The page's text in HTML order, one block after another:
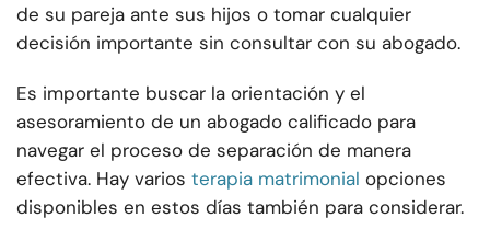
de su pareja ante sus hijos o tomar cualquier
decisión importante sin consultar con su abogado.
Es importante buscar la orientación y el
asesoramiento de un abogado calificado para
navegar el proceso de separación de manera
efectiva. Hay varios terapia matrimonial opciones
disponibles en estos días también para considerar.